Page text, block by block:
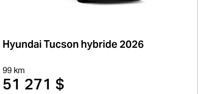
Hyundai Tucson hybride 2026
99 km
51 271 $